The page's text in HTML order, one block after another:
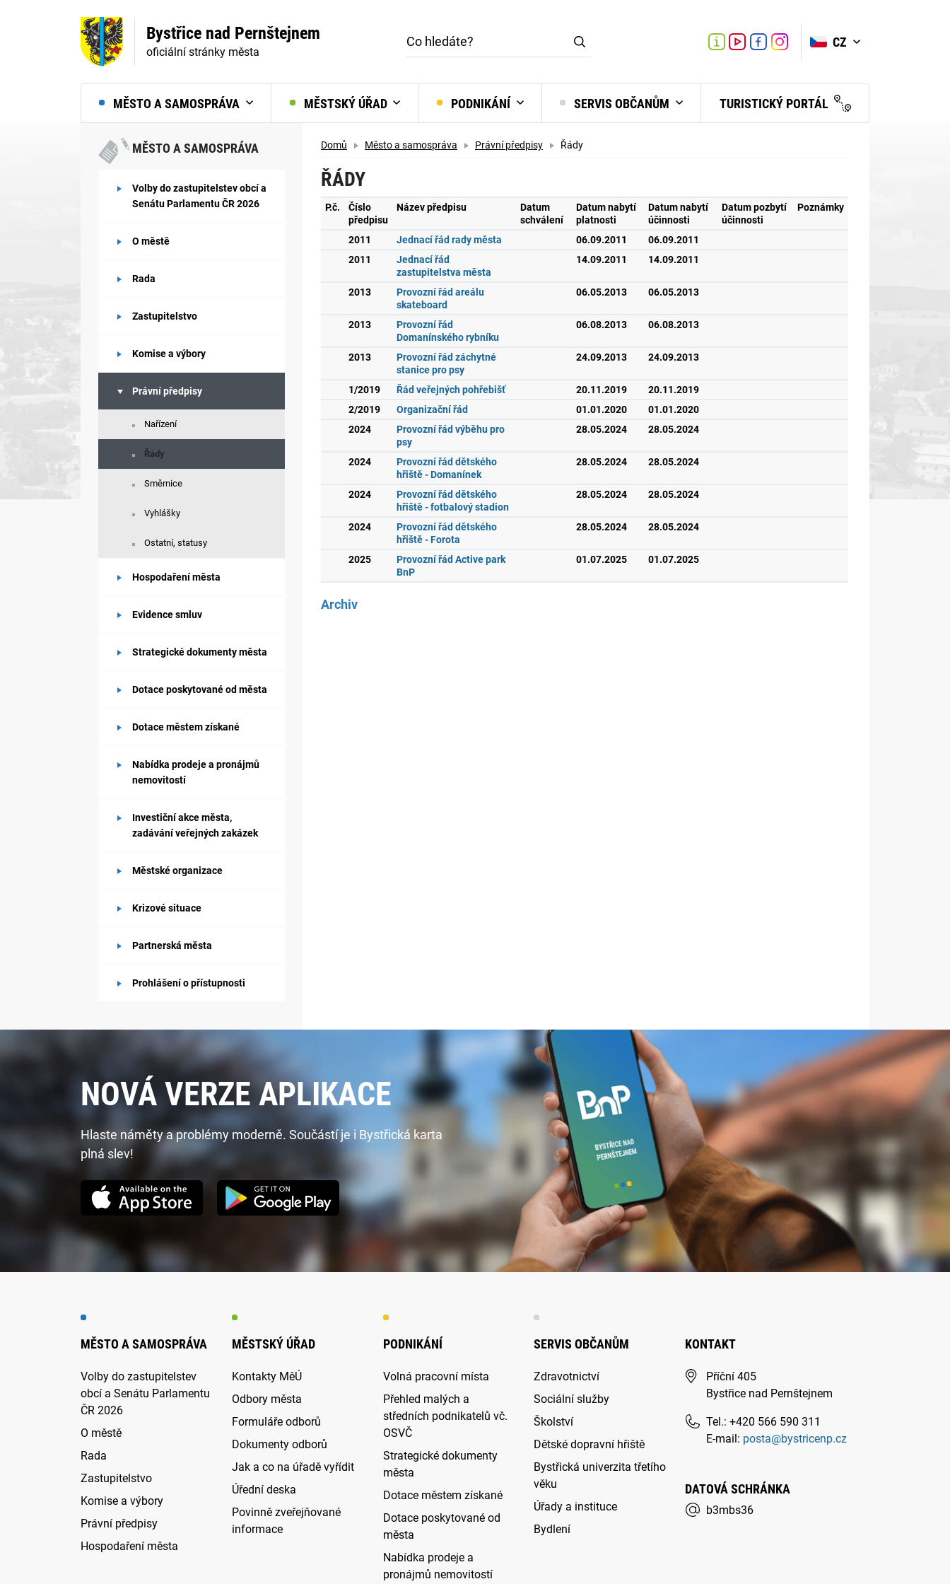
MĚSTO A SAMOSPRÁVA MĚSTSKÝ ÚŘAD PODNIKÁNÍ SERVIS OBČANŮM TURISTICKÝ PORTÁL
Bystřice nad Pernštejnem
oficiální stránky města
Turistické
centrum
LinkLinkLink
CZ
MĚSTO A SAMOSPRÁVA
Volby do zastupitelstev obcí a
Senátu Parlamentu ČR 2026
O městě
Rada
Zastupitelstvo
Komise a výbory
Právní předpisy
Nařízení
Řády
Směrnice
Vyhlášky
Ostatní, statusy
Hospodaření města
Evidence smluv
Strategické dokumenty města
Dotace poskytované od města
Dotace městem získané
Nabídka prodeje a pronájmů
nemovitostí
Investiční akce města,
zadávání veřejných zakázek
Městské organizace
Krizové situace
Partnerská města
Prohlášení o přístupnosti
Domů Město a samospráva Právní předpisy Řády
ŘÁDY
P.č.
Číslo
předpisu
Název předpisu
Datum
schválení
Datum nabytí
platnosti
Datum nabytí
účinnosti
Datum pozbytí
účinnosti
Poznámky
2011 Jednací řád rady města 06.09.2011
06.09.2011
2011
Jednací řád
zastupitelstva města
14.09.2011 14.09.2011
2013
Provozní řád areálu
skateboard
06.05.2013 06.05.2013
2013
Provozní řád
Domanínského rybníku
06.08.2013 06.08.2013
2013
Provozní řád záchytné
stanice pro psy
24.09.2013 24.09.2013
1/2019 Řád veřejných pohřebišť 20.11.2019
20.11.2019
2/2019
Organizační řád 01.01.2020
01.01.2020
2024
Provozní řád výběhu pro
psy
28.05.2024 28.05.2024
2024
Provozní řád dětského
hřiště - Domanínek
28.05.2024 28.05.2024
2024
Provozní řád dětského
hřiště - fotbalový stadion
28.05.2024 28.05.2024
2024
Provozní řád dětského
hřiště - Forota
28.05.2024 28.05.2024
2025
Provozní řád Active park
BnP
01.07.2025 01.07.2025
Archiv
NOVÁ VERZE APLIKACE
Hlaste náměty a problémy moderně. Součástí je i Bystřická karta
plná slev!
MĚSTO A SAMOSPRÁVA
Volby do zastupitelstev
obcí a Senátu Parlamentu
ČR 2026
O městě
Rada
Zastupitelstvo
Komise a výbory
Právní předpisy
Hospodaření města
MĚSTSKÝ ÚŘAD
Kontakty MěÚ
Odbory města
Formuláře odborů
Dokumenty odborů
Jak a co na úřadě vyřídit
Úřední deska
Povinně zveřejňované
informace
PODNIKÁNÍ
Volná pracovní místa
Přehled malých a
středních podnikatelů vč.
OSVČ
Strategické dokumenty
města
Dotace městem získané
Dotace poskytované od
města
Nabídka prodeje a
pronájmů nemovitostí
SERVIS OBČANŮM
Zdravotnictví
Sociální služby
Školství
Dětské dopravní hřiště
Bystřická univerzita třetího
věku
Úřady a instituce
Bydlení
KONTAKT
Příční 405
Bystřice nad Pernštejnem
Tel.: +420 566 590 311
E-mail: posta@bystricenp.cz
DATOVÁ SCHRÁNKA
b3mbs36